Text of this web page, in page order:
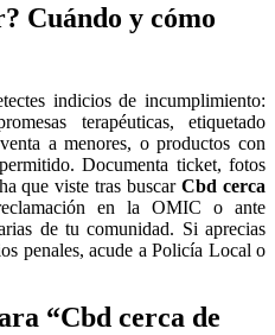
Cuándo y cómo
indicios de incumplimiento:
terapéuticas, etiquetado
a menores, o productos con
Documenta ticket, fotos
que viste tras buscarCbd cerca
en la OMIC o ante
de tu comunidad. Si aprecias
penales, acude a Policía Local o
“Cbd cerca de